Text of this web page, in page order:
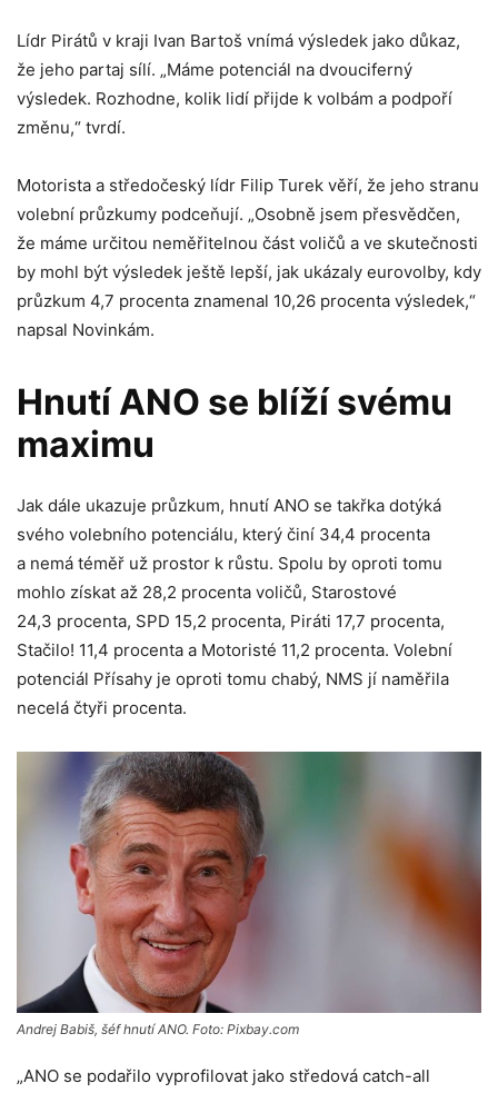
Lídr Pirátů v kraji Ivan Bartoš vnímá výsledek jako důkaz,
že jeho partaj sílí. „Máme potenciál na dvouciferný
výsledek. Rozhodne, kolik lidí přijde k volbám a podpoří
změnu,“ tvrdí.
Motorista a středočeský lídr Filip Turek věří, že jeho stranu
volební průzkumy podceňují. „Osobně jsem přesvědčen,
že máme určitou neměřitelnou část voličů a ve skutečnosti
by mohl být výsledek ještě lepší, jak ukázaly eurovolby, kdy
průzkum 4,7 procenta znamenal 10,26 procenta výsledek,“
napsal Novinkám.
Hnutí ANO se blíží svému
maximu
Jak dále ukazuje průzkum, hnutí ANO se takřka dotýká
svého volebního potenciálu, který činí 34,4 procenta
a nemá téměř už prostor k růstu. Spolu by oproti tomu
mohlo získat až 28,2 procenta voličů, Starostové
24,3 procenta, SPD 15,2 procenta, Piráti 17,7 procenta,
Stačilo! 11,4 procenta a Motoristé 11,2 procenta. Volební
potenciál Přísahy je oproti tomu chabý, NMS jí naměřila
necelá čtyři procenta.
Andrej Babiš, šéf hnutí ANO. Foto: Pixbay.com
„ANO se podařilo vyprofilovat jako středová catch-all